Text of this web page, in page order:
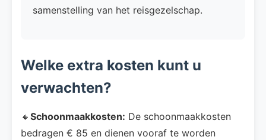
samenstelling van het reisgezelschap.
Welke extra kosten kunt u
verwachten?
🔸 Schoonmaakkosten: De schoonmaakkosten
bedragen € 85 en dienen vooraf te worden